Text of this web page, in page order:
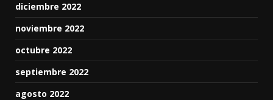
diciembre 2022
noviembre 2022
octubre 2022
septiembre 2022
agosto 2022